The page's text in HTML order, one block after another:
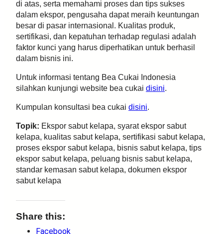
di atas, serta memahami proses dan tips sukses
dalam ekspor, pengusaha dapat meraih keuntungan
besar di pasar internasional. Kualitas produk,
sertifikasi, dan kepatuhan terhadap regulasi adalah
faktor kunci yang harus diperhatikan untuk berhasil
dalam bisnis ini.
Untuk informasi tentang Bea Cukai Indonesia
silahkan kunjungi website bea cukai disini.
Kumpulan konsultasi bea cukai disini.
Topik: Ekspor sabut kelapa, syarat ekspor sabut
kelapa, kualitas sabut kelapa, sertifikasi sabut kelapa,
proses ekspor sabut kelapa, bisnis sabut kelapa, tips
ekspor sabut kelapa, peluang bisnis sabut kelapa,
standar kemasan sabut kelapa, dokumen ekspor
sabut kelapa
Share this:
Facebook